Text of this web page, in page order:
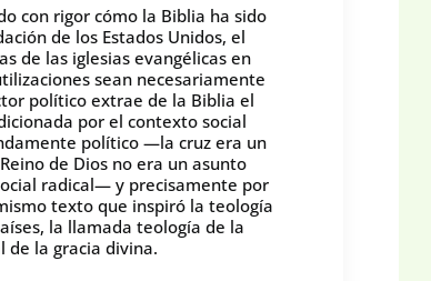
con rigor cómo la Biblia ha sido
de los Estados Unidos, el
de las iglesias evangélicas en
sean necesariamente
político extrae de la Biblia el
por el contexto social
político —la cruz era un
de Dios no era un asunto
radical— y precisamente por
texto que inspiró la teología
la llamada teología de la
de la gracia divina.